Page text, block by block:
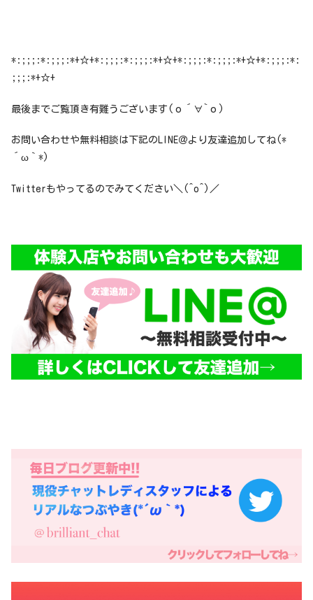
*:;;;:*:;;;:*+☆+*:;;;:*:;;;:*+☆+*:;;;:*:;;;:*+☆+*:;;;:*:
;;;:*+☆+
最後までご覧頂き有難うございます(о´∀`о)
お問い合わせや無料相談は下記のLINE＠より友達追加してね(*
´ω｀*)
Twitterもやってるのでみてください＼(^o^)／